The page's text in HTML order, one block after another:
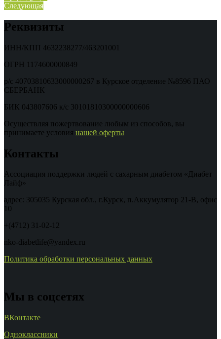
по
записям
СледующаяСледующая
Реквизиты
ИНН/КПП 4632238277/463201001
ОГРН 1174600000849
р/с 40703810633000000267 в Курское отделение №8596 ПАО
СБЕРБАНК
БИК 043807606 к/с 30101810300000000606
Осуществляя пожертвование любым из способов, вы
принимаете условия нашей оферты
Контакты
Ассоциация поддержки людей с сахарным диабетом «Диабет
Лайф»
адрес: 305035 Курская обл., г.Курск, п.Аккумулятор 21-В, офис
10
+(4712) 31-02-12
nko-diabetlife@yandex.ru
Политика обработки персональных данных
Мы в соцсетях
ВКонтакте
Одноклассники